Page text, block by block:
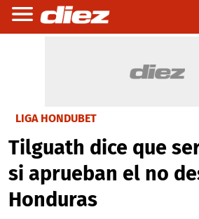
LIGA HONDUBET
Tilguath dice que
si aprueban el no
Honduras